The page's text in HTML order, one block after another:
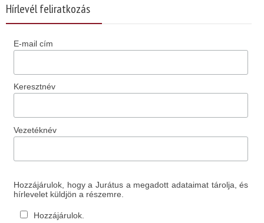
Hírlevél feliratkozás
E-mail cím
Keresztnév
Vezetéknév
Hozzájárulok, hogy a Jurátus a megadott adataimat tárolja, és
hírlevelet küldjön a részemre.
Hozzájárulok.